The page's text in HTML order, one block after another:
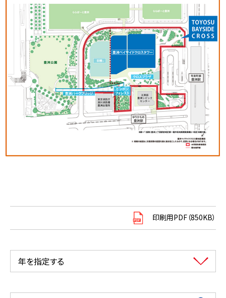
印刷用PDF（850KB）
年を指定する